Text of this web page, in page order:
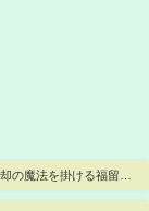
の魔法を掛ける福留光